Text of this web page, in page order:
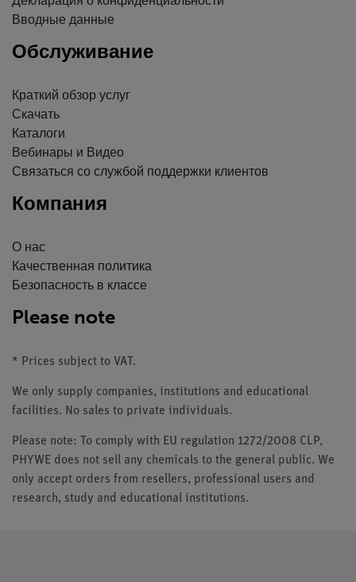
Вводные данные
Обслуживание
Краткий обзор услуг
Скачать
Каталоги
Вебинары и Видео
Связаться со службой поддержки клиентов
Компания
О нас
Качественная политика
Безопасность в классе
Please note
* Prices subject to VAT.
We only supply companies, institutions and educational
facilities. No sales to private individuals.
Please note: To comply with EU regulation 1272/2008 CLP,
PHYWE does not sell any chemicals to the general public. We
only accept orders from resellers, professional users and
research, study and educational institutions.